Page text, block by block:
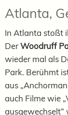
Atlanta,
In Atlanta stoßt
DerWoodruff
wieder mal als
Park. Berühmt
aus
auch Filme wie
ausgewechselt“